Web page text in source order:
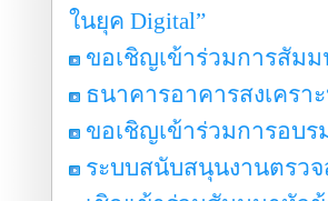
ในยุค Digital”
ขอเชิญเข้าร่วมการสัมมน
ธนาคารอาคารสงเครา
ขอเชิญเข้าร่วมการอบร
ระบบสนับสนุนงานตรวจ